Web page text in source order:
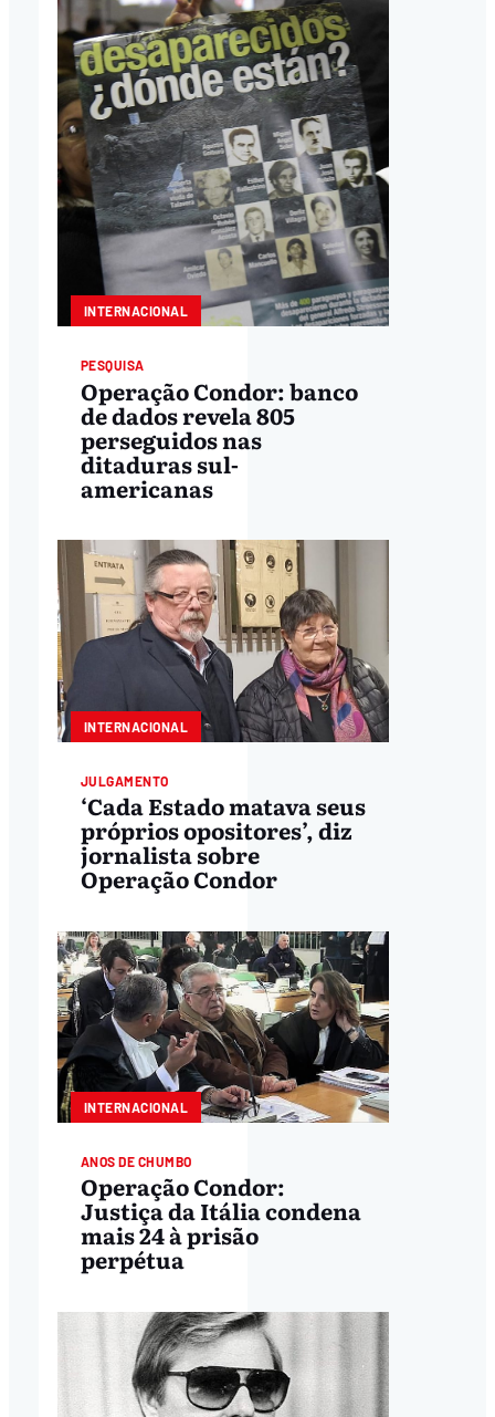
INTERNACIONAL
PESQUISA
Operação Condor: banco
de dados revela 805
perseguidos nas
ditaduras sul-
americanas
INTERNACIONAL
JULGAMENTO
‘Cada Estado matava seus
próprios opositores’, diz
jornalista sobre
Operação Condor
INTERNACIONAL
ANOS DE CHUMBO
Operação Condor:
Justiça da Itália condena
mais 24 à prisão
perpétua